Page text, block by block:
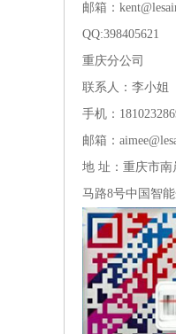
邮箱：
QQ:398405621
重庆分公司
联系人：李小姐
手机：
邮箱：
地 址：重庆市南
马路8号中国智